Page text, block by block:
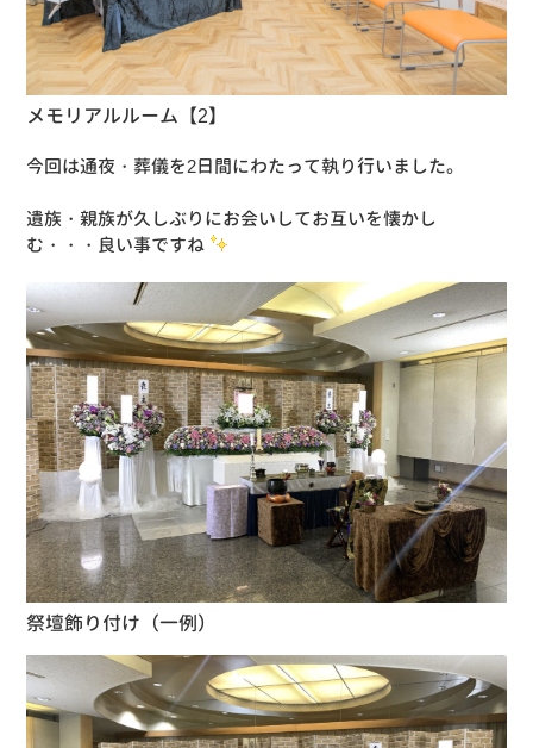
メモリアルルーム【2】
今回は通夜・葬儀を2日間にわたって執り行いました。
遺族・親族が久しぶりにお会いしてお互いを懐かし
む・・・良い事ですね
祭壇飾り付け（一例）